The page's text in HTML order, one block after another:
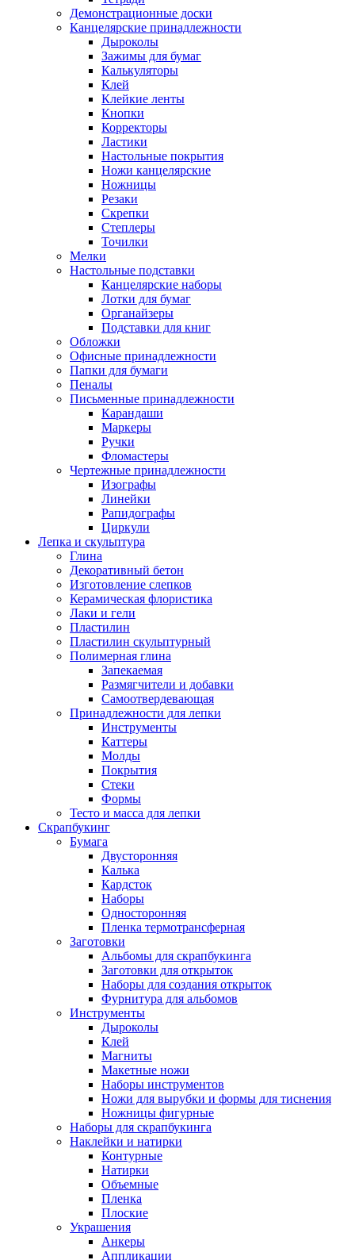
Демонстрационные доски
Канцелярские принадлежности
Дыроколы
Зажимы для бумаг
Калькуляторы
Клей
Клейкие ленты
Кнопки
Корректоры
Ластики
Настольные покрытия
Ножи канцелярские
Ножницы
Резаки
Скрепки
Степлеры
Точилки
Мелки
Настольные подставки
Канцелярские наборы
Лотки для бумаг
Органайзеры
Подставки для книг
Обложки
Офисные принадлежности
Папки для бумаги
Пеналы
Письменные принадлежности
Карандаши
Маркеры
Ручки
Фломастеры
Чертежные принадлежности
Изографы
Линейки
Рапидографы
Циркули
Лепка и скульптура
Глина
Декоративный бетон
Изготовление слепков
Керамическая флористика
Лаки и гели
Пластилин
Пластилин скульптурный
Полимерная глина
Запекаемая
Размягчители и добавки
Самоотвердевающая
Принадлежности для лепки
Инструменты
Каттеры
Молды
Покрытия
Стеки
Формы
Тесто и масса для лепки
Скрапбукинг
Бумага
Двусторонняя
Калька
Кардсток
Наборы
Односторонняя
Пленка термотрансферная
Заготовки
Альбомы для скрапбукинга
Заготовки для открыток
Наборы для создания открыток
Фурнитура для альбомов
Инструменты
Дыроколы
Клей
Магниты
Макетные ножи
Наборы инструментов
Ножи для вырубки и формы для тиснения
Ножницы фигурные
Наборы для скрапбукинга
Наклейки и натирки
Контурные
Натирки
Объемные
Пленка
Плоские
Украшения
Анкеры
Аппликации